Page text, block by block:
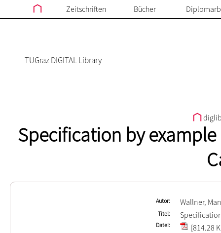
Zeitschriften Bücher
TUGraz DIGITAL Library
Specification by
Autor Wallner,
Titel
Datei [814.28